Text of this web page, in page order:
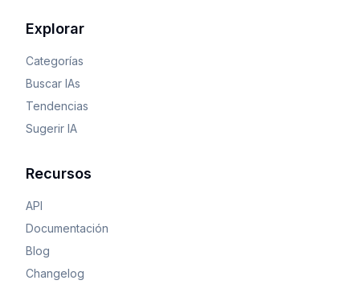
Explorar
Categorías
Buscar IAs
Tendencias
Sugerir IA
Recursos
API
Documentación
Blog
Changelog